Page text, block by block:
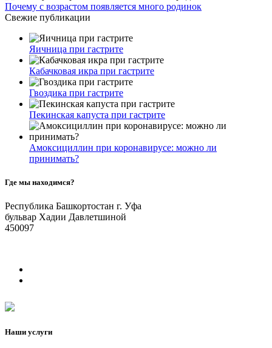
Почему с возрастом появляется много родинок
Свежие публикации
Яичница при гастрите
Кабачковая икра при гастрите
Гвоздика при гастрите
Пекинская капуста при гастрите
Амоксициллин при коронавирусе: можно ли
принимать?
Где мы находимся?
Республика Башкортостан г. Уфа
бульвар Хадии Давлетшиной
450097
Наши услуги